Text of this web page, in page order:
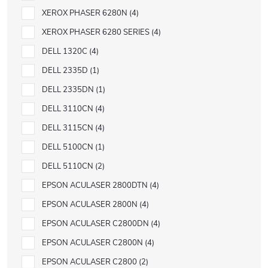
XEROX PHASER 6280N 4
XEROX PHASER 6280 SERIES 4
DELL 1320C 4
DELL 2335D 1
DELL 2335DN 1
DELL 3110CN 4
DELL 3115CN 4
DELL 5100CN 1
DELL 5110CN 2
EPSON ACULASER 2800DTN 4
EPSON ACULASER 2800N 4
EPSON ACULASER C2800DN 4
EPSON ACULASER C2800N 4
EPSON ACULASER C2800 2